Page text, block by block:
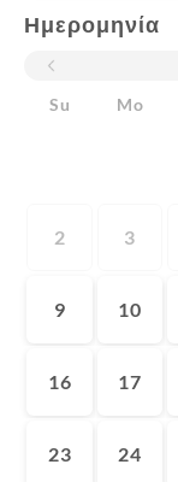
Ημερομηνία
Su
Mo
2 3
9 10
16 17
23 24